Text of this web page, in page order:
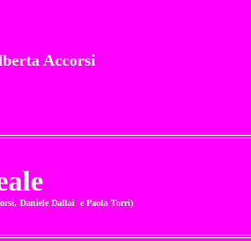
Accorsi
Daniele Dallai e Paola Torri)